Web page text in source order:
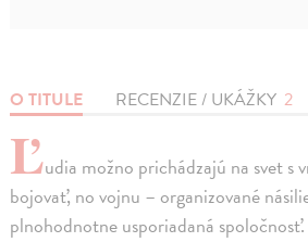
O TITULE RECENZIE / UKÁŽKY 2
Ľudia možno prichádzajú na svet s
bojovať, no vojnu – organizované
plnohodnotne usporiadaná